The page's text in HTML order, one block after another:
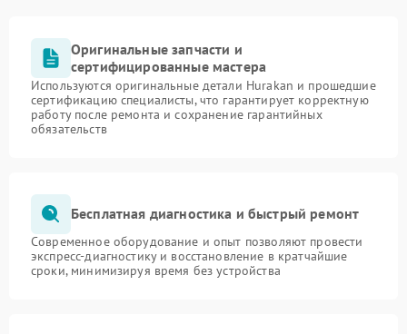
Оригинальные запчасти и
сертифицированные мастера
Используются оригинальные детали Hurakan и прошедшие
сертификацию специалисты, что гарантирует корректную
работу после ремонта и сохранение гарантийных
обязательств
Бесплатная диагностика и быстрый ремонт
Современное оборудование и опыт позволяют провести
экспресс-диагностику и восстановление в кратчайшие
сроки, минимизируя время без устройства